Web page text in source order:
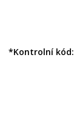
*Kontrolní kód: